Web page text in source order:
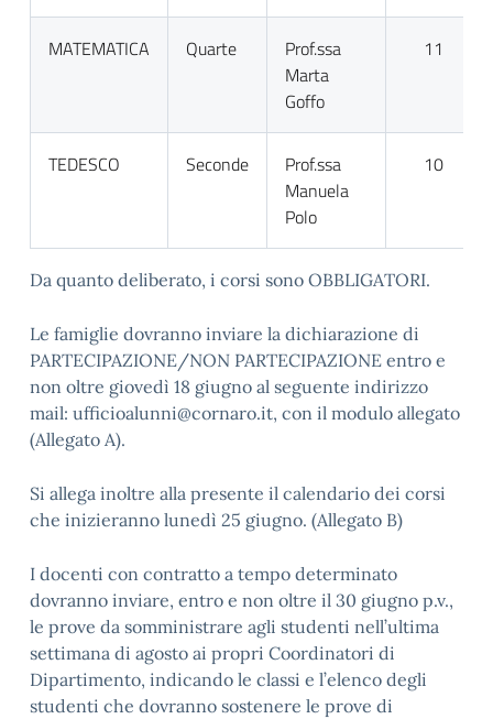
MATEMATICA Quarte
Prof.ssa
Marta
Goffo
11
TEDESCO Seconde
Prof.ssa
Manuela
Polo
10
Da quanto deliberato, i corsi sono OBBLIGATORI.
Le famiglie dovranno inviare la dichiarazione di
PARTECIPAZIONE/NON PARTECIPAZIONE entro e
non oltre giovedì 18 giugno al seguente indirizzo
mail: ufficioalunni@cornaro.it, con il modulo allegato
(Allegato A).
Si allega inoltre alla presente il calendario dei corsi
che inizieranno lunedì 25 giugno. (Allegato B)
I docenti con contratto a tempo determinato
dovranno inviare, entro e non oltre il 30 giugno p.v.,
le prove da somministrare agli studenti nell’ultima
settimana di agosto ai propri Coordinatori di
Dipartimento, indicando le classi e l’elenco degli
studenti che dovranno sostenere le prove di